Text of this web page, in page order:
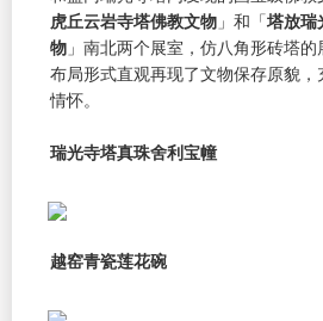
虎丘云岩寺塔佛教文物 」和「塔放瑞
物 」南北两个展室，仿八角形砖塔
布局形式直观再现了文物保存原貌
情怀。
瑞光寺塔真珠舍利宝幢
越窑青瓷莲花碗